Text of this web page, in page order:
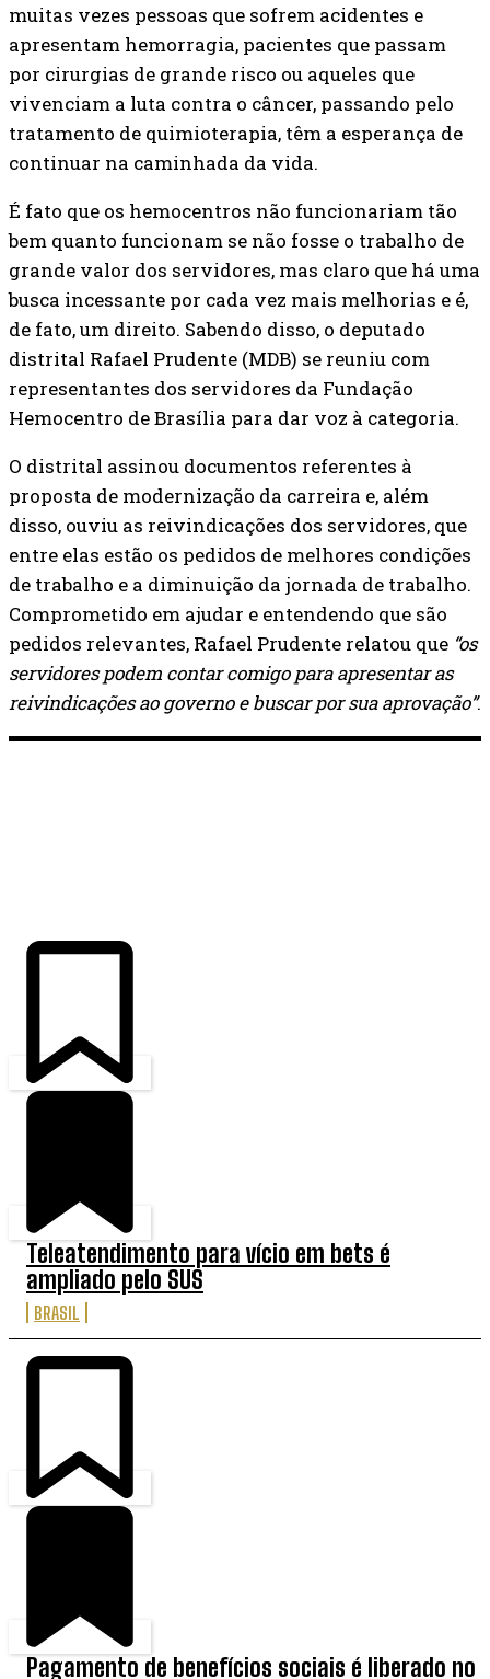
muitas vezes pessoas que sofrem acidentes e
apresentam hemorragia, pacientes que passam
por cirurgias de grande risco ou aqueles que
vivenciam a luta contra o câncer, passando pelo
tratamento de quimioterapia, têm a esperança de
continuar na caminhada da vida.
É fato que os hemocentros não funcionariam tão
bem quanto funcionam se não fosse o trabalho de
grande valor dos servidores, mas claro que há uma
busca incessante por cada vez mais melhorias e é,
de fato, um direito. Sabendo disso, o deputado
distrital Rafael Prudente (MDB) se reuniu com
representantes dos servidores da Fundação
Hemocentro de Brasília para dar voz à categoria.
O distrital assinou documentos referentes à
proposta de modernização da carreira e, além
disso, ouviu as reivindicações dos servidores, que
entre elas estão os pedidos de melhores condições
de trabalho e a diminuição da jornada de trabalho.
Comprometido em ajudar e entendendo que são
pedidos relevantes, Rafael Prudente relatou que “os
servidores podem contar comigo para apresentar as
reivindicações ao governo e buscar por sua aprovação”.
Teleatendimento para vício em bets é
ampliado pelo SUS
BRASIL
Pagamento de benefícios sociais é liberado no